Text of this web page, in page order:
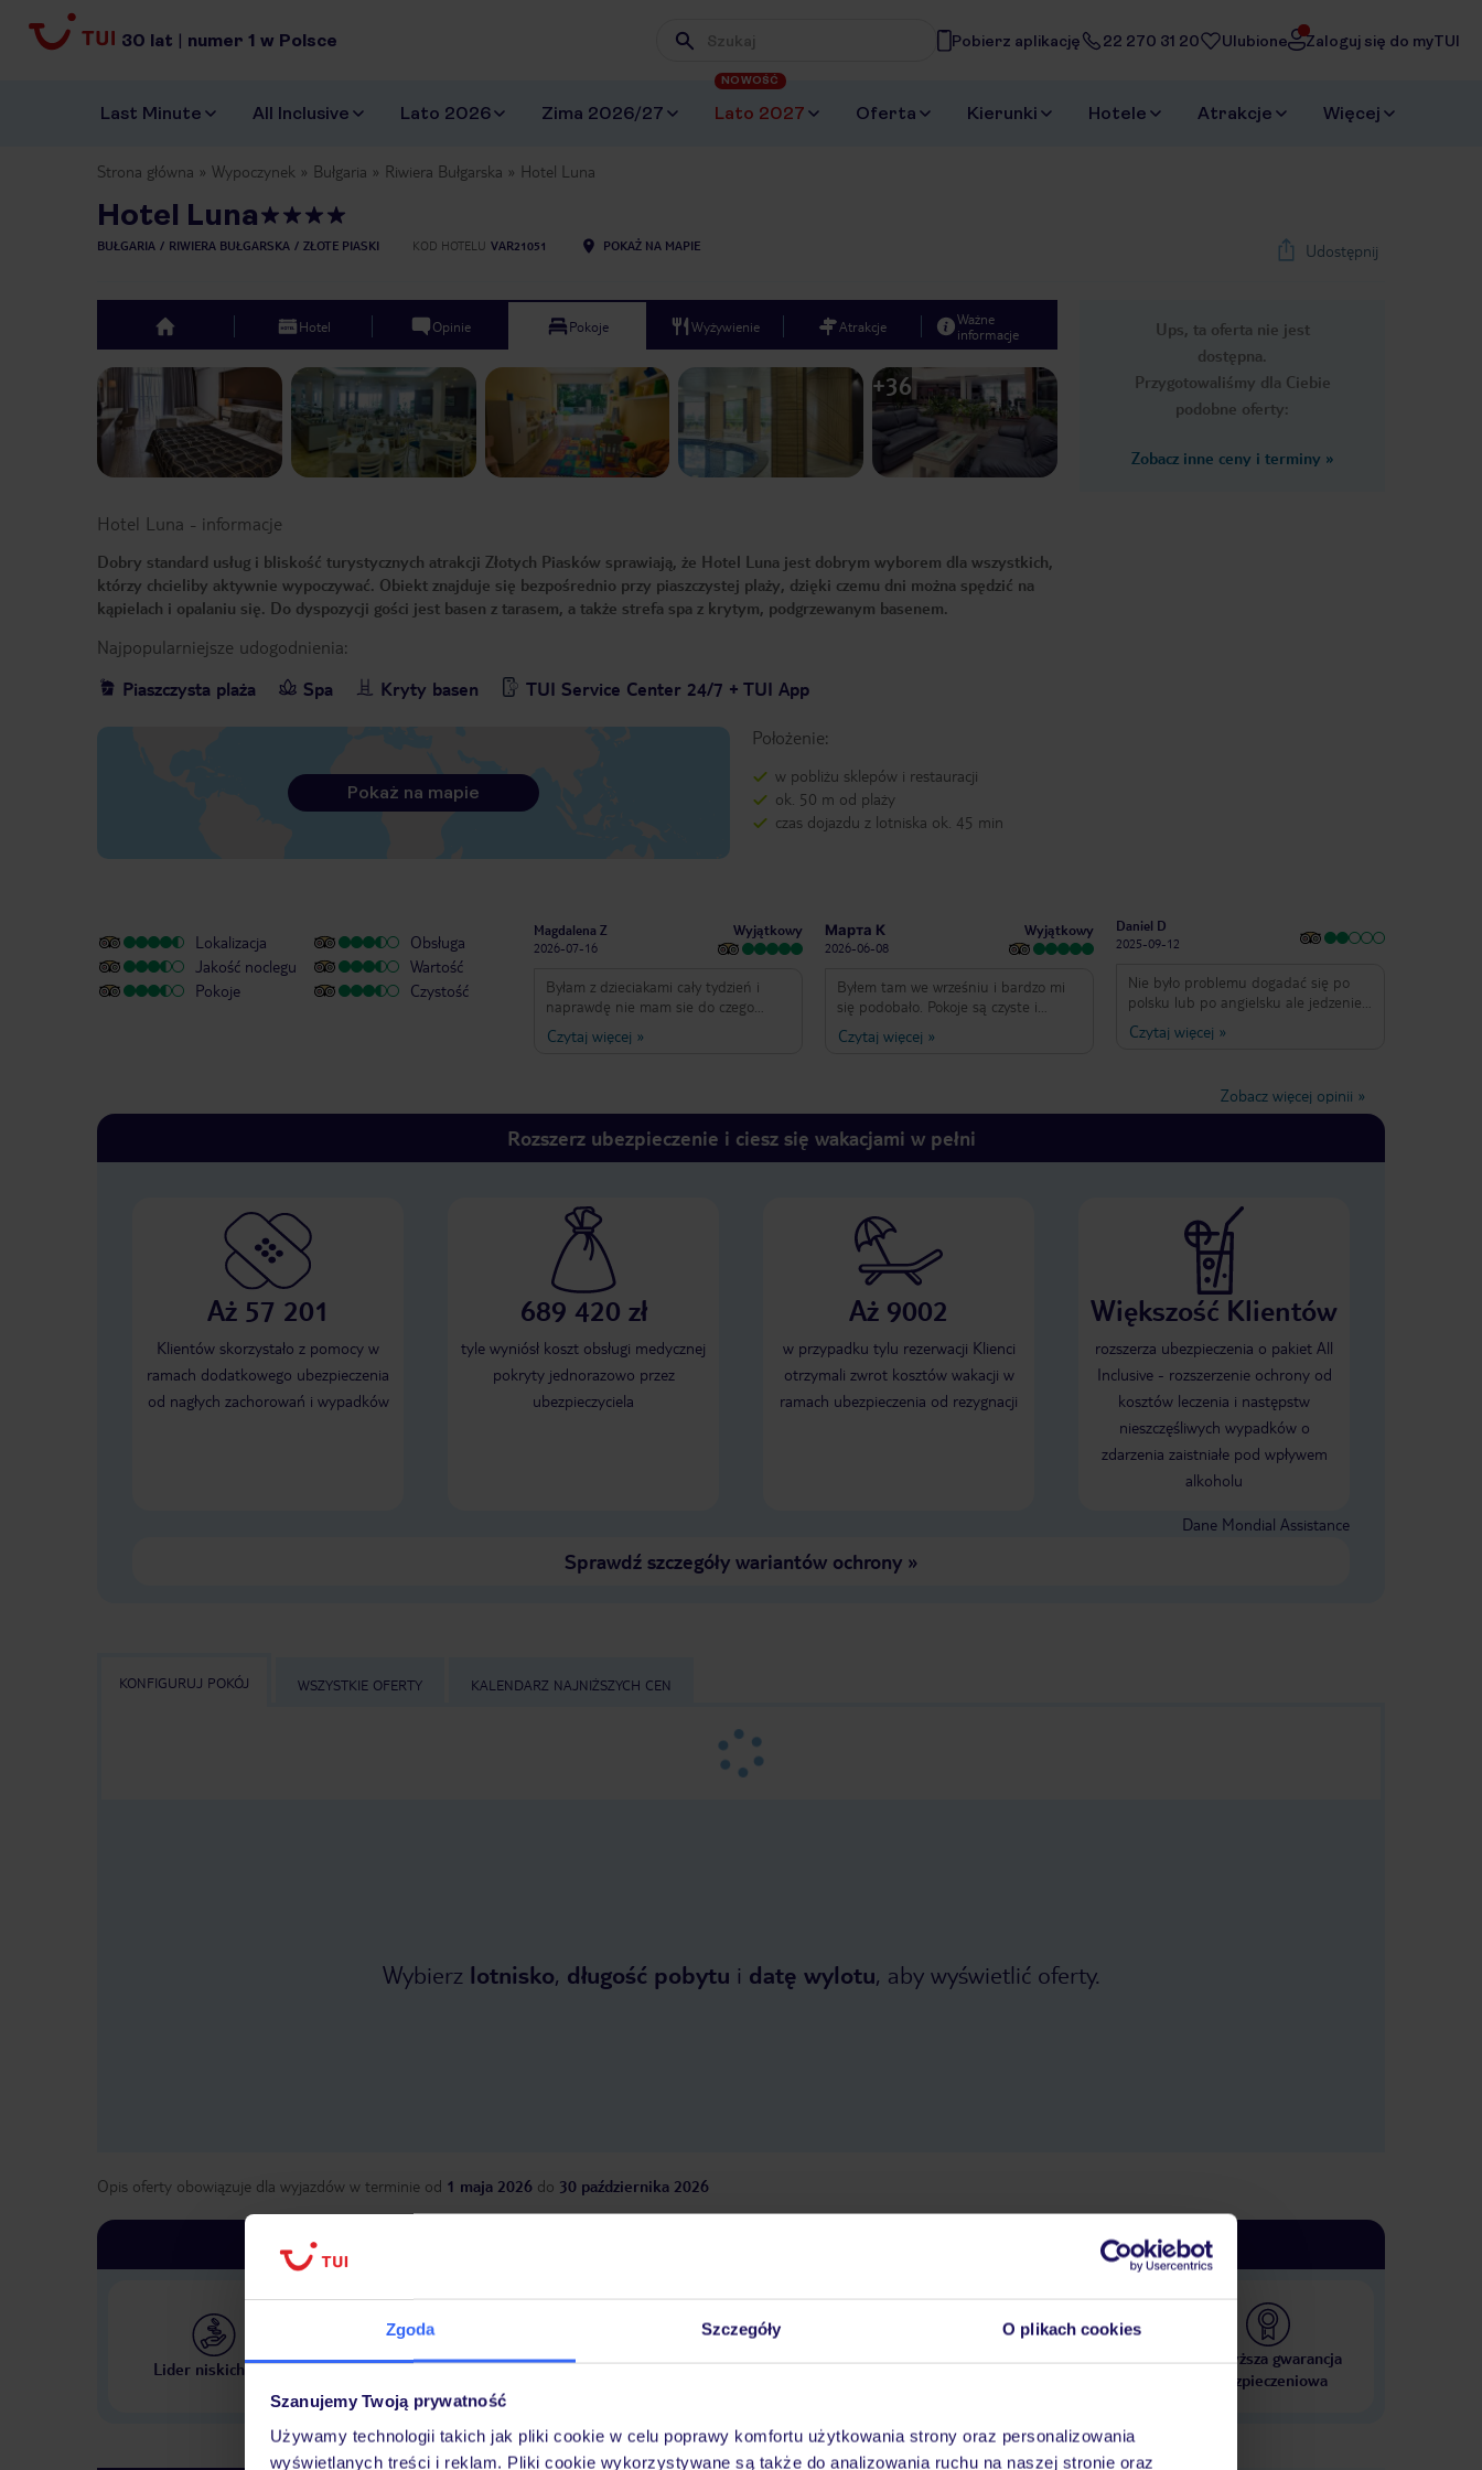
Zgoda Szczegóły O plikach cookies
Szanujemy Twoją prywatność
Używamy technologii takich jak pliki cookie w celu poprawy komfortu użytkowania strony oraz personalizowania
wyświetlanych treści i reklam. Pliki cookie wykorzystywane są także do analizowania ruchu na naszej stronie oraz
30 lat | numer 1 w Polsce Wpisz frazę, której szukasz
Pobierz aplikację 22 270 31 20 Ulubione Zaloguj się do myTUI
Last Minute All Inclusive Lato 2026 Zima 2026/27 Lato 2027
NOWOŚĆ
Oferta Kierunki Hotele Atrakcje Więcej
Strona główna Wypoczynek Bułgaria Riwiera Bułgarska Hotel Luna
Hotel Luna
BUŁGARIA RIWIERA BUŁGARSKA ZŁOTE PIASKI KOD HOTELU VAR21051 POKAŻ NA MAPIE Udostępnij
Ups, ta oferta nie jest
dostępna.
Przygotowaliśmy dla Ciebie
podobne oferty:
Zobacz inne ceny i terminy »
top Hotel Opinie Pokoje Wyżywienie Atrakcje
Ważne
informacje
Previous slide Next slide
1/42
+36
Hotel Luna - informacje
Dobry standard usług i bliskość turystycznych atrakcji Złotych Piasków sprawiają, że Hotel Luna jest dobrym wyborem dla wszystkich,
którzy chcieliby aktywnie wypoczywać. Obiekt znajduje się bezpośrednio przy piaszczystej plaży, dzięki czemu dni można spędzić na
kąpielach i opalaniu się. Do dyspozycji gości jest basen z tarasem, a także strefa spa z krytym, podgrzewanym basenem.
Najpopularniejsze udogodnienia:
Piaszczysta plaża
Spa Kryty basen TUI Service Center 24/7 + TUI App
Położenie:
w pobliżu sklepów i restauracji
ok. 50 m od plaży
czas dojazdu z lotniska ok. 45 min
Pokaż na mapie
Lokalizacja
Jakość noclegu
Pokoje
Obsługa
Wartość
Czystość
Magdalena Z
2026-07-16
Wyjątkowy
Byłam z dzieciakami cały tydzień i
naprawdę nie mam sie do czego
doczepić. Hotel czysty, obsługa
pomocna...niektórzy mówią po polsku
najedzony. Potrawy świeże i
naprawdę dobre. Nie rozumiem skąd
dobrze spędziliśmy tam czas.
Czytaj więcej »
Марта К
2026-06-08
Wyjątkowy
Byłem tam we wrześniu i bardzo mi
się podobało. Pokoje są czyste i
sprzątane codziennie, jedzenie jest
urozmaicone, duży wybór. Bardzo
Czytaj więcej »
Daniel D
2025-09-12
Nie było problemu dogadać się po
polsku lub po angielsku ale jedzenie
conajwyżej średnie, drinki
rozwodnione, a w wodzie(w tym
które pojechało 6 zachorowało i
dowiedzieliśmy się że 3 z nich trafiła
Czytaj więcej »
Zobacz więcej opinii »
Rozszerz ubezpieczenie i ciesz się wakacjami w pełni
Aż 57 201
Klientów skorzystało z pomocy w
ramach dodatkowego ubezpieczenia
od nagłych zachorowań i wypadków
689 420 zł
tyle wyniósł koszt obsługi medycznej
pokryty jednorazowo przez
ubezpieczyciela
Aż 9002
w przypadku tylu rezerwacji Klienci
otrzymali zwrot kosztów wakacji w
ramach ubezpieczenia od rezygnacji
Większość Klientów
rozszerza ubezpieczenia o pakiet All
Inclusive - rozszerzenie ochrony od
kosztów leczenia i następstw
nieszczęśliwych wypadków o
zdarzenia zaistniałe pod wpływem
alkoholu
Dane Mondial Assistance
Sprawdź szczegóły wariantów ochrony»
KONFIGURUJ POKÓJ WSZYSTKIE OFERTY KALENDARZ NAJNIŻSZYCH CEN
Wybierz lotnisko, długość pobytu i datę wylotu, aby wyświetlić oferty.
Opis oferty obowiązuje dla wyjazdów w terminie od 1 maja 2026 do 30 października 2026
Lider niskich cen
Największe biuro podróży
30 lat w Polsce
Najwyższa gwarancja
ubezpieczeniowa